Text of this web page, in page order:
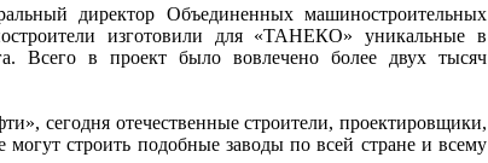
директор Объединенных машиностроительных
изготовили для «ТАНЕКО» уникальные в
Всего в проект было вовлечено более двух тысяч
сегодня отечественные строители, проектировщики,
строить подобные заводы по всей стране и всему